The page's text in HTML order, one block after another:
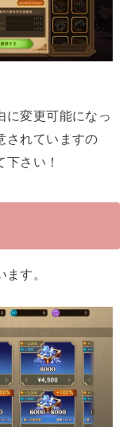
に変更可能になっ
されていますの
さい！
す。